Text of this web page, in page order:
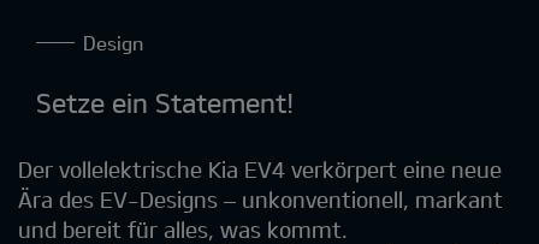
Design
Setze ein Statement!
Der vollelektrische Kia EV4 verkörpert eine neue
Ära des EV-Designs – unkonventionell, markant
und bereit für alles, was kommt.